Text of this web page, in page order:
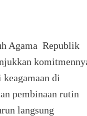
Agama Republik
di
pembinaan rutin
langsung